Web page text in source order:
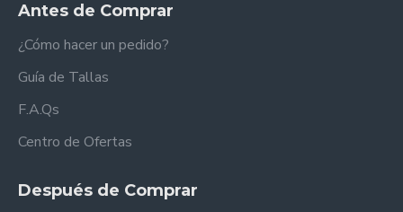
Antes de Comprar
¿Cómo hacer un pedido?
Guía de Tallas
F.A.Qs
Centro de Ofertas
Después de Comprar